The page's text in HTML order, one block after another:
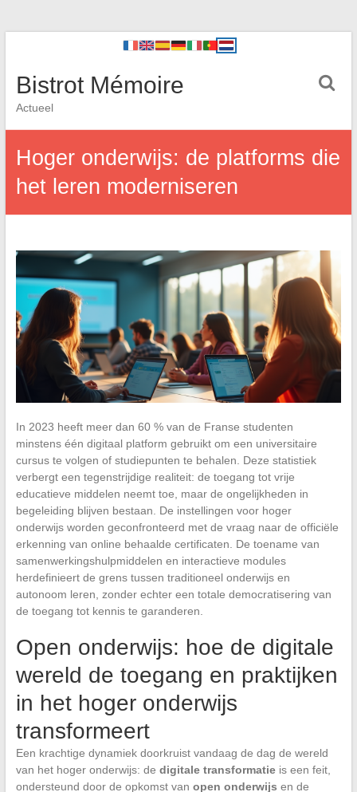
Bistrot Mémoire
Actueel
Hoger onderwijs: de platforms die
het leren moderniseren
In 2023 heeft meer dan 60 % van de Franse studenten
minstens één digitaal platform gebruikt om een universitaire
cursus te volgen of studiepunten te behalen. Deze statistiek
verbergt een tegenstrijdige realiteit: de toegang tot vrije
educatieve middelen neemt toe, maar de ongelijkheden in
begeleiding blijven bestaan. De instellingen voor hoger
onderwijs worden geconfronteerd met de vraag naar de officiële
erkenning van online behaalde certificaten. De toename van
samenwerkingshulpmiddelen en interactieve modules
herdefinieert de grens tussen traditioneel onderwijs en
autonoom leren, zonder echter een totale democratisering van
de toegang tot kennis te garanderen.
Open onderwijs: hoe de digitale
wereld de toegang en praktijken
in het hoger onderwijs
transformeert
Een krachtige dynamiek doorkruist vandaag de dag de wereld
van het hoger onderwijs: de digitale transformatieis een feit,
ondersteund door de opkomst van open onderwijs en de